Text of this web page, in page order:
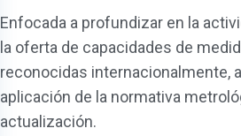
Enfocada a profundizar en la
la oferta de capacidades de
reconocidas internacionalmente,
aplicación de la normativa
actualización.